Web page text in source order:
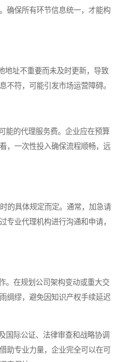
确保所有环节信息统一，才能构
址不重要而未及时更新，导致
不符，可能引发市场运营障碍。
的代理服务费。企业应在预算
，一次性投入确保流程顺畅，远
的具体规定而定。通常，加急请
专业代理机构进行沟通和申请，
在规划公司架构变动或重大交
绸缪，避免因知识产权手续延迟
际公证、法律审查和战略协调
助专业力量，企业完全可以在可